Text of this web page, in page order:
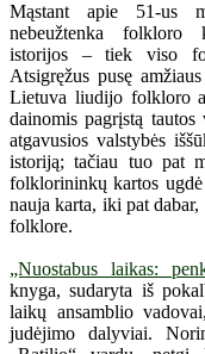
Mąstant apie 51-us
nebeužtenka folkloro
istorijos – tiek viso
Atsigręžus pusę
Lietuva liudijo folkloro
dainomis pagrįstą
atgavusios valstybės
istoriją; tačiau tuo pat
folklorininkų kartos
nauja karta, iki pat
folklore.
„Nuostabus laikas:
knyga, sudaryta iš
laikų ansamblio
judėjimo dalyviai.